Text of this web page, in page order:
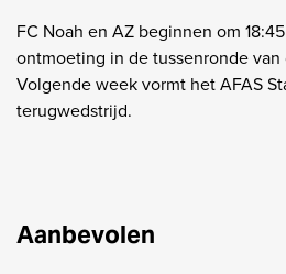
FC Noah en AZ beginnen om
ontmoeting in de tussenronde
Volgende week vormt het AFAS
terugwedstrijd.
Aanbevolen